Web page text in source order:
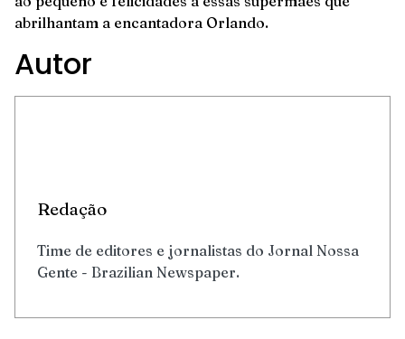
abrilhantam a encantadora Orlando.
Autor
Redação
Time de editores e jornalistas do Jornal Nossa
Gente - Brazilian Newspaper.